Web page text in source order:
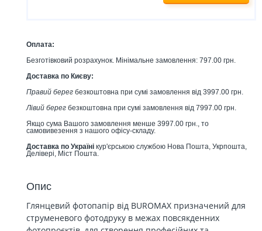
Оплата:
Безготівковий розрахунок. Мінімальне замовлення: 797.00 грн.
Доставка по Києву:
Правий берег безкоштовна при сумі замовлення від 3997.00 грн.
Лівий берег безкоштовна при сумі замовлення від 7997.00 грн.
Якщо сума Вашого замовлення менше 3997.00 грн., то
самовивезення з нашого офісу-складу.
Доставка по Україні кур'єрською службою Нова Пошта, Укрпошта,
Делівері, Міст Пошта.
Опис
Глянцевий фотопапір від BUROMAX призначений для
струменевого фотодруку в межах повсякденних